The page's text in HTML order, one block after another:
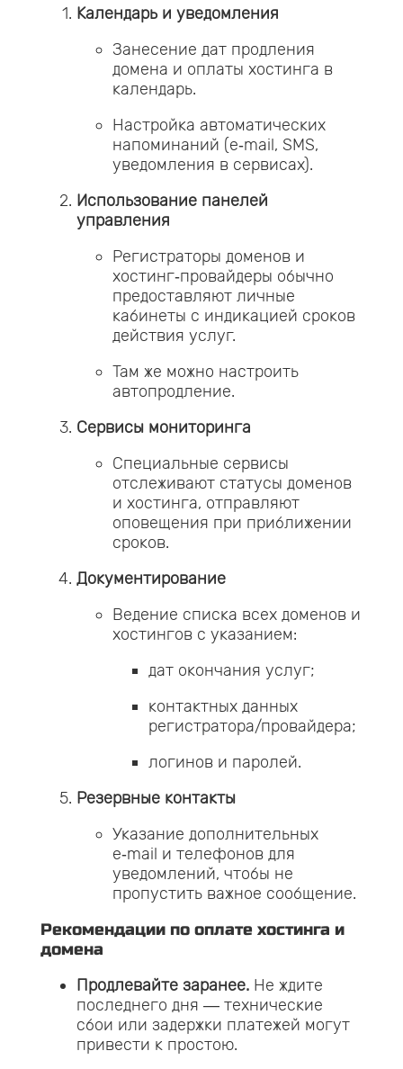
Календарь и уведомления
Занесение дат продления
домена и оплаты хостинга в
календарь.
Настройка автоматических
напоминаний (e‑mail, SMS,
уведомления в сервисах).
Использование панелей
управления
Регистраторы доменов и
хостинг‑провайдеры обычно
предоставляют личные
кабинеты с индикацией сроков
действия услуг.
Там же можно настроить
автопродление.
Сервисы мониторинга
Специальные сервисы
отслеживают статусы доменов
и хостинга, отправляют
оповещения при приближении
сроков.
Документирование
Ведение списка всех доменов и
хостингов с указанием:
дат окончания услуг;
контактных данных
регистратора/провайдера;
логинов и паролей.
Резервные контакты
Указание дополнительных
e‑mail и телефонов для
уведомлений, чтобы не
пропустить важное сообщение.
Рекомендации по оплате хостинга и
домена
Продлевайте заранее.Не ждите
последнего дня — технические
сбои или задержки платежей могут
привести к простою.